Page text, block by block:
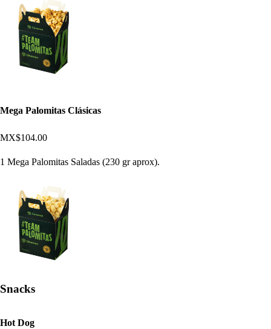
Mega Palomitas Clásicas
MX$104.00
1 Mega Palomitas Saladas (230 gr aprox).
Snacks
Hot Dog